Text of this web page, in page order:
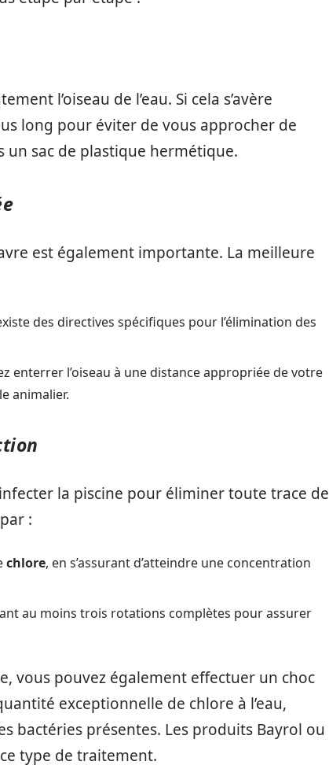
l’oiseau de l’eau. Si cela s’avère
long pour éviter de vous approcher de
un sac de plastique hermétique.
est également importante. La meilleure
des directives spécifiques pour l’élimination des
enterrer l’oiseau à une distance appropriée de votre
animalier.
la piscine pour éliminer toute trace de
:
chlore, en s’assurant d’atteindre une concentration
au moins trois rotations complètes pour assurer
vous pouvez également effectuer un choc
exceptionnelle de chlore à l’eau,
bactéries présentes. Les produits Bayrol ou
type de traitement.